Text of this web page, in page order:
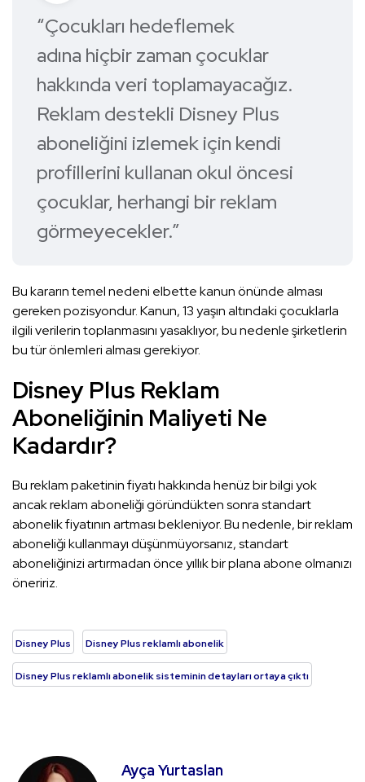
“Çocukları hedeflemek
adına hiçbir zaman çocuklar
hakkında veri toplamayacağız.
Reklam destekli Disney Plus
aboneliğini izlemek için kendi
profillerini kullanan okul öncesi
çocuklar, herhangi bir reklam
görmeyecekler.”
Bu kararın temel nedeni elbette kanun önünde alması
gereken pozisyondur. Kanun, 13 yaşın altındaki çocuklarla
ilgili verilerin toplanmasını yasaklıyor, bu nedenle şirketlerin
bu tür önlemleri alması gerekiyor.
Disney Plus Reklam
Aboneliğinin Maliyeti Ne
Kadardır?
Bu reklam paketinin fiyatı hakkında henüz bir bilgi yok
ancak reklam aboneliği göründükten sonra standart
abonelik fiyatının artması bekleniyor. Bu nedenle, bir reklam
aboneliği kullanmayı düşünmüyorsanız, standart
aboneliğinizi artırmadan önce yıllık bir plana abone olmanızı
öneririz.
Disney Plus Disney Plus reklamlı abonelik
Disney Plus reklamlı abonelik sisteminin detayları ortaya çıktı
Ayça Yurtaslan